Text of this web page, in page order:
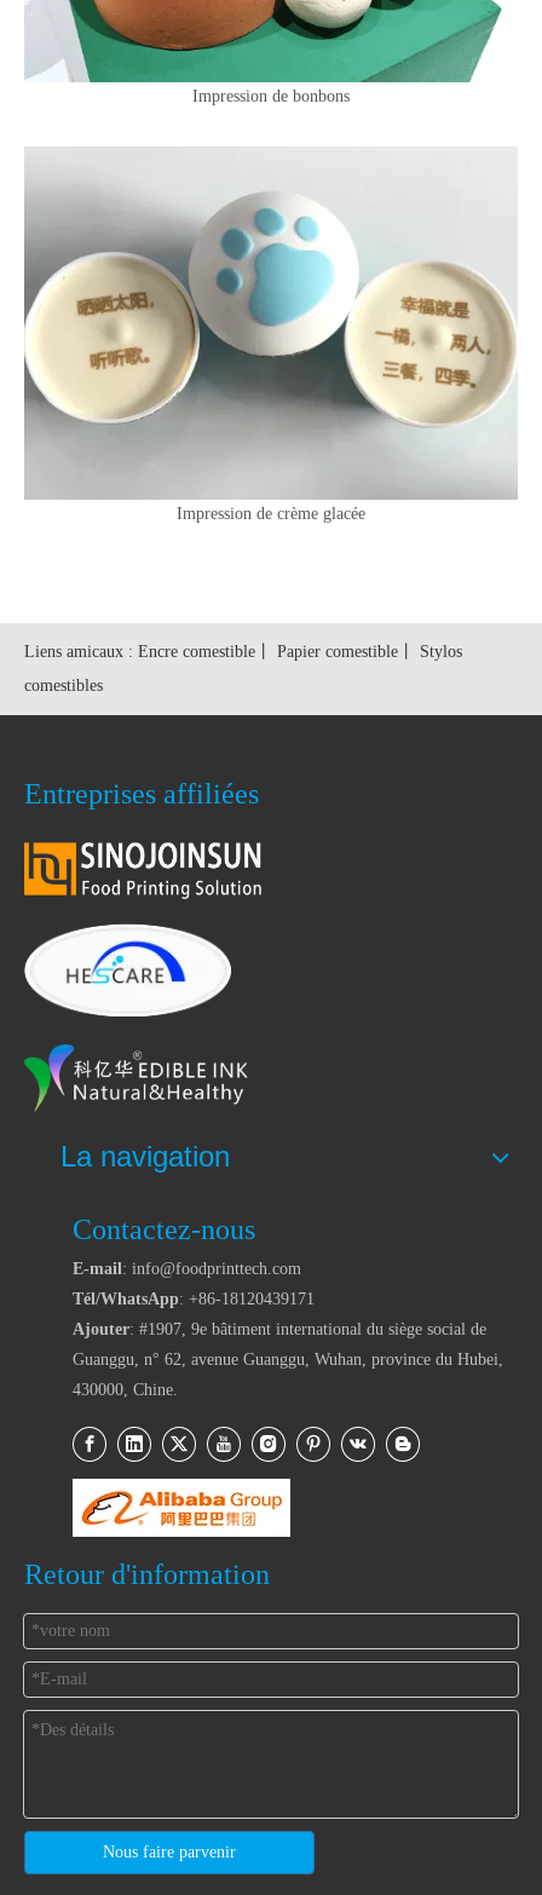
Impression de bonbons
Impression de crème glacée
Liens amicaux : Encre comestible Papier comestible
Stylos
comestibles
Entreprises affiliées
La navigation
Contactez-nous
E-mail: info@foodprinttech.com
Tél/WhatsApp: +86-18120439171
Ajouter: #1907, 9e bâtiment international du siège social de
Guanggu, n° 62, avenue Guanggu, Wuhan, province du Hubei,
430000, Chine.
Retour d'information
Nous faire parvenir